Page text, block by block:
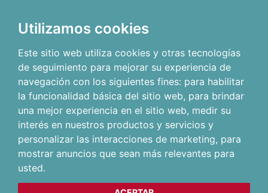
Utilizamos cookies
Este sitio web utiliza cookies y otras tecnologías
de seguimiento para mejorar su experiencia de
navegación con los siguientes fines: para habilitar
la funcionalidad básica del sitio web, para brindar
una mejor experiencia en el sitio web, medir su
interés en nuestros productos y servicios y
personalizar las interacciones de marketing, para
mostrar anuncios que sean más relevantes para
usted.